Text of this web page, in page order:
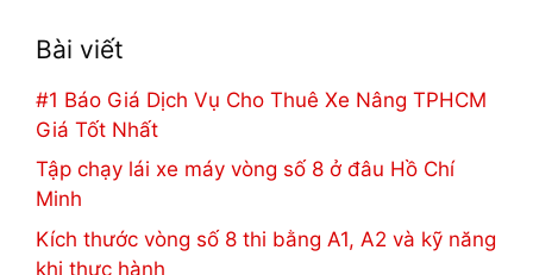
Bài viết
#1 Báo Giá Dịch Vụ Cho Thuê Xe Nâng TPHCM
Giá Tốt Nhất
Tập chạy lái xe máy vòng số 8 ở đâu Hồ Chí
Minh
Kích thước vòng số 8 thi bằng A1, A2 và kỹ năng
khi thực hành